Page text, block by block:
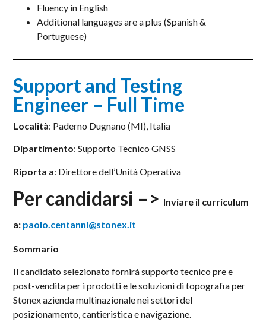
Fluency in English
Additional languages are a plus (Spanish &
Portuguese)
Support and Testing
Engineer – Full Time
Località: Paderno Dugnano (MI), Italia
Dipartimento: Supporto Tecnico GNSS
Riporta a: Direttore dell’Unità Operativa
Per candidarsi –> Inviare il curriculum
a: paolo.centanni@stonex.it
Sommario
Il candidato selezionato fornirà supporto tecnico pre e
post-vendita per i prodotti e le soluzioni di topografia per
Stonex azienda multinazionale nei settori del
posizionamento, cantieristica e navigazione.